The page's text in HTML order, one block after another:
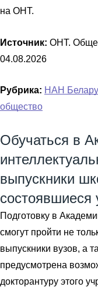
на ОНТ.
Источник: ОНТ.
04.08.2026
Рубрика: НАН
общество
Обучаться в
выпускники
состоявшиеся
Подготовку в
смогут пройти не
выпускники вузов, а
предусмотрена
докторантуру этого